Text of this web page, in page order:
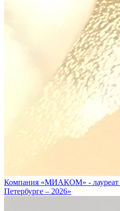
Компания «МИАКОМ» - лауреат
Петербурге – 2026»